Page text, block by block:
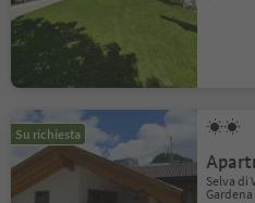
Su richiesta
Selva di
Gardena